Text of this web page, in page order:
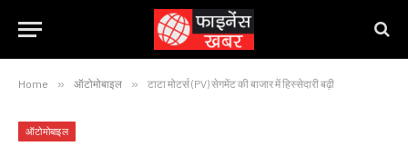
Home » ऑटोमोबाइल » टाटा मोटर्स (PV) सेगमेंट की बाजार में हिस्सेदारी बढ़ी
ऑटोमोबाइल